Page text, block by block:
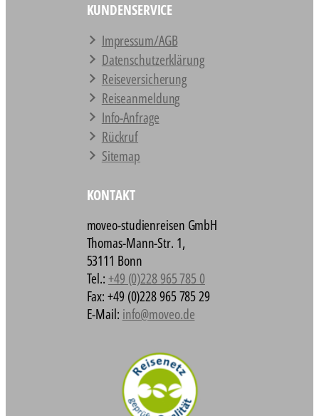
KUNDENSERVICE
Impressum/AGB
Datenschutz­erklärung
Reiseversicherung
Reiseanmeldung
Info-Anfrage
Rückruf
Sitemap
KONTAKT
moveo-studienreisen GmbH
Thomas-Mann-Str. 1,
53111 Bonn
Tel.: +49 (0)228 965 785 0
Fax: +49 (0)228 965 785 29
E-Mail: info@moveo.de